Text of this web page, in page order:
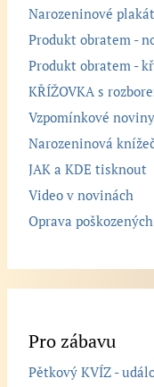
Narozeninové
Produkt obratem -
Produkt obratem -
KŘÍŽOVKA s
Vzpomínkové
Narozeninová
JAK a KDE tisknout
Video v novinách
Oprava
Pro zábavu
Pětkový KVÍZ -